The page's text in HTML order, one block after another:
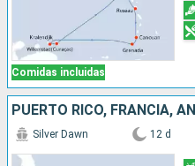
Comidas incluidas
Silver Dawn 12 d